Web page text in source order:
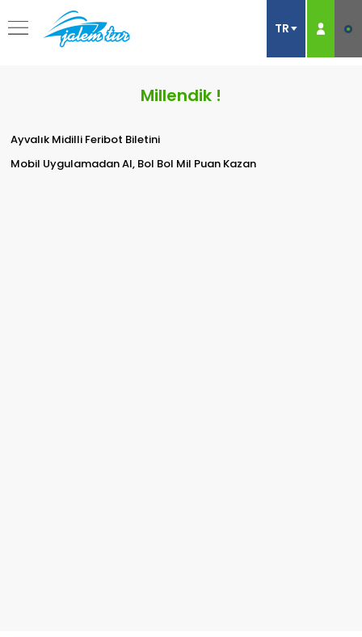
Millendik !
Ayvalık Midilli Feribot Biletini
Mobil Uygulamadan Al, Bol Bol Mil Puan Kazan